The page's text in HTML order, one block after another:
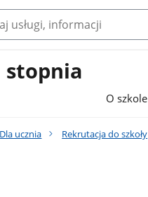
stopnia
O szkole
Dla ucznia Rekrutacja do szkoły